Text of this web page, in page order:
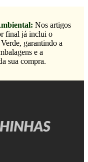
Nos artigos
final já inclui o
garantindo a
e a
sua compra.